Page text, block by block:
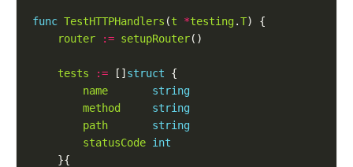
func TestHTTPHandlers (t *testing.T
router
:= setupRouter
tests := [] struct
name
string
method
string
path
string
statusCode int